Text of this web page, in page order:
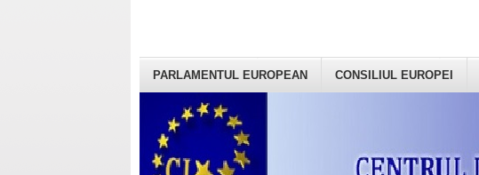
PARLAMENTUL EUROPEAN CONSILIUL EUROPEI